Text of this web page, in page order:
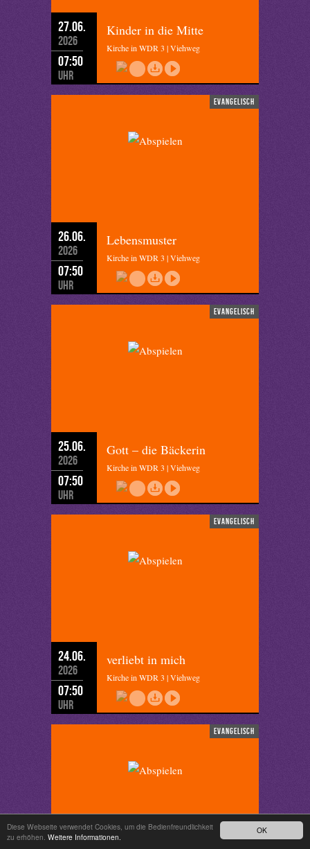
OK
Diese Webseite verwendet Cookies, um die Bedienfreundlichkeit
zu erhöhen. Weitere Informationen.
27.06.
2026
07:50
Uhr
Kinder in die Mitte
Kirche in WDR 3 | Viehweg
evangelisch
26.06.
2026
07:50
Uhr
Lebensmuster
Kirche in WDR 3 | Viehweg
evangelisch
25.06.
2026
07:50
Uhr
Gott – die Bäckerin
Kirche in WDR 3 | Viehweg
evangelisch
24.06.
2026
07:50
Uhr
verliebt in mich
Kirche in WDR 3 | Viehweg
evangelisch